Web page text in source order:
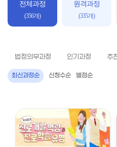
전체과정
(356개)
원격과정
(335개)
법정의무과정 인기과정 추
최신과정순 신청수순 별점순